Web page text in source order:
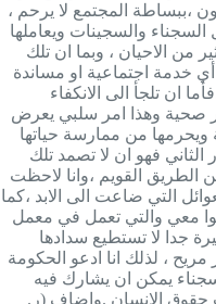
،ببساطة المجتمع لا يرحم ،
والسجينات ويعاملها
من الاحيان ، وبما ان تلك
خدمة اجتماعية او مساندة
ان تلجأ الى الانكفاء
صحية وهذا امر سلبي يعرض
ويحرمها من ممارسة حياتها
فهو ان لا تصمد تلك
الطريق القويم ،وانا لاحظت
التي ضاعت الى الابد ،كما
معي والتي تعمل في معمل
جدا لا تستطيع سدادها
، لذلك انا ادعو الحكومة
يمكن ان يشارك فيه
حقوق الانسان .واضاف (ر.